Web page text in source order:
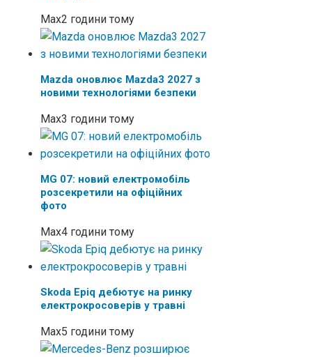
Max2 години тому
Mazda оновлює Mazda3 2027 з
новими технологіями безпеки
Max3 години тому
MG 07: новий електромобіль
розсекретили на офіційних
фото
Max4 години тому
Skoda Epiq дебютує на ринку
електрокросоверів у травні
Max5 години тому